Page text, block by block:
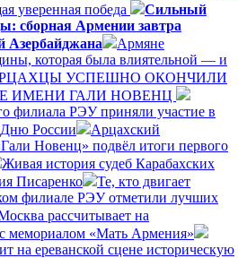
уверенная победа
Сильный
сборная Армении завтра
Азербайджана
Армяне
которая была влиятельной — и
УСПЕШНО ОКОНЧИЛИ
ИМЕНИ ГАЛИ НОВЕНЦ
филиала РЭУ приняли участие в
Дню России
Арцахский
Новенц» подвёл итоги первого
Живая история судеб Карабахских
Писаренко
Те, кто двигает
филиале РЭУ отметили лучших
рассчитывает на
мемориалом «Мать Армения»
на ереванской сцене историческую